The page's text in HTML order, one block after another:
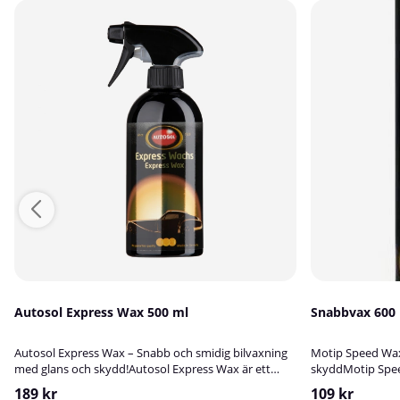
Autosol Express Wax 500 ml
Autosol Express Wax – Snabb och smidig bilvaxning
med glans och skydd!Autosol Express Wax är ett
snabbverkande och lättanvänt flytande vax som ger
189 kr
Snabbvax
Motip Speed
skyddMotip
snabbvax som
109 kr